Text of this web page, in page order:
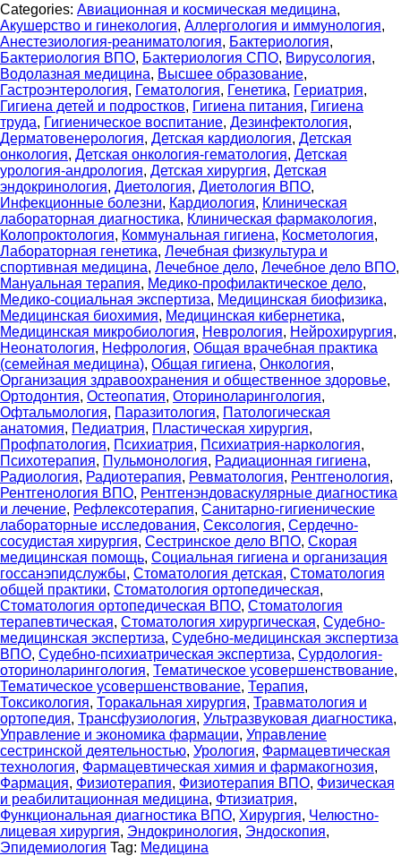
Categories: Авиационная и космическая медицина,
Акушерство и гинекология, Аллергология и иммунология,
Анестезиология-реаниматология, Бактериология,
Бактериология ВПО, Бактериология СПО, Вирусология,
Водолазная медицина, Высшее образование,
Гастроэнтерология, Гематология, Генетика, Гериатрия,
Гигиена детей и подростков, Гигиена питания, Гигиена
труда, Гигиеническое воспитание, Дезинфектология,
Дерматовенерология, Детская кардиология, Детская
онкология, Детская онкология-гематология, Детская
урология-андрология, Детская хирургия, Детская
эндокринология, Диетология, Диетология ВПО,
Инфекционные болезни, Кардиология, Клиническая
лабораторная диагностика, Клиническая фармакология,
Колопроктология, Коммунальная гигиена, Косметология,
Лабораторная генетика, Лечебная физкультура и
спортивная медицина, Лечебное дело, Лечебное дело ВПО,
Мануальная терапия, Медико-профилактическое дело,
Медико-социальная экспертиза, Медицинская биофизика,
Медицинская биохимия, Медицинская кибернетика,
Медицинская микробиология, Неврология, Нейрохирургия,
Неонатология, Нефрология, Общая врачебная практика
(семейная медицина), Общая гигиена, Онкология,
Организация здравоохранения и общественное здоровье,
Ортодонтия, Остеопатия, Оториноларингология,
Офтальмология, Паразитология, Патологическая
анатомия, Педиатрия, Пластическая хирургия,
Профпатология, Психиатрия, Психиатрия-наркология,
Психотерапия, Пульмонология, Радиационная гигиена,
Радиология, Радиотерапия, Ревматология, Рентгенология,
Рентгенология ВПО, Рентгенэндоваскулярные диагностика
и лечение, Рефлексотерапия, Санитарно-гигиенические
лабораторные исследования, Сексология, Сердечно-
сосудистая хирургия, Сестринское дело ВПО, Скорая
медицинская помощь, Социальная гигиена и организация
госсанэпидслужбы, Стоматология детская, Стоматология
общей практики, Стоматология ортопедическая,
Стоматология ортопедическая ВПО, Стоматология
терапевтическая, Стоматология хирургическая, Судебно-
медицинская экспертиза, Судебно-медицинская экспертиза
ВПО, Судебно-психиатрическая экспертиза, Сурдология-
оториноларингология, Тематическое усовершенствование,
Тематическое усовершенствование, Терапия,
Токсикология, Торакальная хирургия, Травматология и
ортопедия, Трансфузиология, Ультразвуковая диагностика,
Управление и экономика фармации, Управление
сестринской деятельностью, Урология, Фармацевтическая
технология, Фармацевтическая химия и фармакогнозия,
Фармация, Физиотерапия, Физиотерапия ВПО, Физическая
и реабилитационная медицина, Фтизиатрия,
Функциональная диагностика ВПО, Хирургия, Челюстно-
лицевая хирургия, Эндокринология, Эндоскопия,
Эпидемиология Tag: Медицина